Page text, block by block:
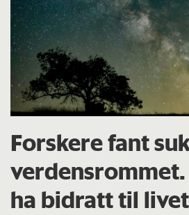
Forskere fant
ha bidratt til